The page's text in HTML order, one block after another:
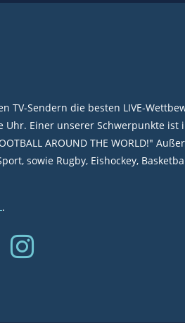
TV-Sendern die besten LIVE-
Uhr. Einer unserer Schwerpunkte ist
AROUND THE WORLD!"
sowie Rugby, Eishockey,
.